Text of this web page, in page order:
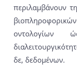
περιλαμβάνουν
οντολογίων
δε, δεδομένων.